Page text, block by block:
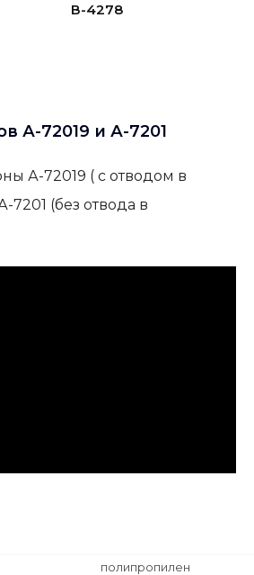
В-4278
А-72019 и А-7201
А-72019 ( с отводом в
(без отвода в
полипропилен